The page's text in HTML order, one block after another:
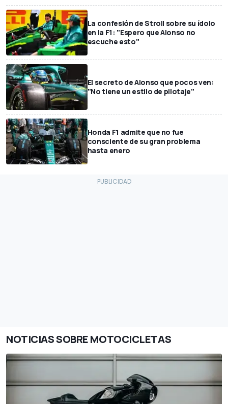
La confesión de Stroll sobre su ídolo
en la F1: "Espero que Alonso no
escuche esto"
El secreto de Alonso que pocos ven:
"No tiene un estilo de pilotaje"
Honda F1 admite que no fue
consciente de su gran problema
hasta enero
NOTICIAS SOBRE MOTOCICLETAS